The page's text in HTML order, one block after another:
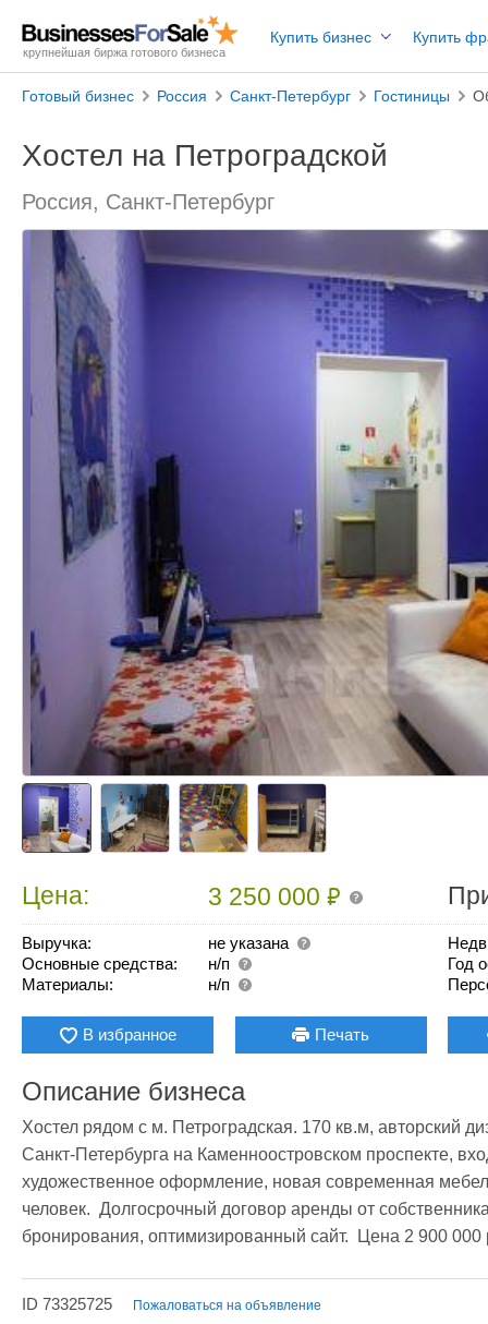
крупнейшая биржа готового бизнеса
Купить бизнес Купить
Готовый бизнес Россия Санкт-Петербург Гостиницы
Хостел на Петроградской
Россия, Санкт-Петербург
Цена: 3 250 000₽
Выручка:
не указана
Основные средства:
н/п
Материалы:
н/п
Год
В избранное Печать
Описание бизнеса
Хостел рядом с м. Петроградская. 170 кв.м, авторский
Санкт-Петербурга на Каменноостровском проспекте,
художественное оформление, новая современная
человек.  Долгосрочный договор аренды от
бронирования, оптимизированный сайт.  Цена 2 900 000
ID 73325725 Пожаловаться на объявление